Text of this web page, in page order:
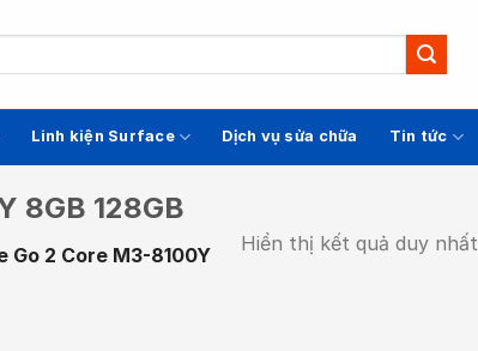
Linh kiện Surface Dịch vụ sửa chữa Tin tức
8GB 128GB
2 Core M3-8100Y
Hiển thị kết quả duy nhất